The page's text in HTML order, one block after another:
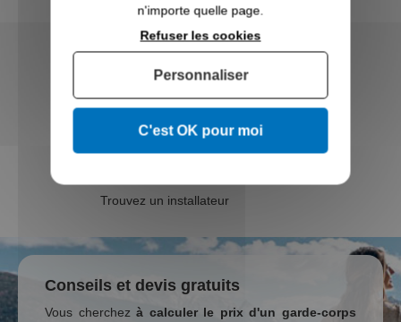
Fabricant ISO 9001
Etude 3D personnalisée
L’Abécédaire du
Trouvez un installateur
Conseils et devis gratuits
Vous cherchezà calculer le prix d'un garde-corps
n'importe quelle page.
C'est OK pour moi
Refuser les cookies
Personnaliser